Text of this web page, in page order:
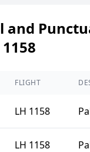
and
FLIGHT
LH 1158
LH 1158